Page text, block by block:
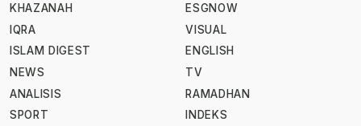
KHAZANAH
IQRA
ISLAM DIGEST
NEWS
ANALISIS
SPORT
ESGNOW
VISUAL
ENGLISH
TV
RAMADHAN
INDEKS